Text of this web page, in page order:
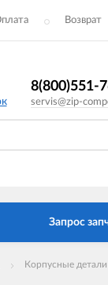
Возврат
8(800)551-
servis@zip-
Запрос
Корпусные детали